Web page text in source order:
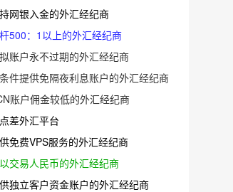
网银入金的外汇经纪商
500：1以上的外汇经纪商
账户永不过期的外汇经纪商
件提供免隔夜利息账户的外汇经纪商
账户佣金较低的外汇经纪商
差外汇平台
免费VPS服务的外汇经纪商
交易人民币的外汇经纪商
独立客户资金账户的外汇经纪商